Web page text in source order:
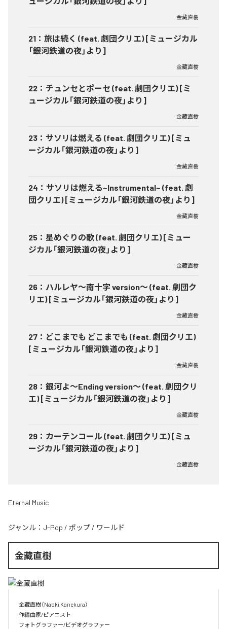
金藏直樹
21 ： 旅は続く (feat. 劇団クリエ) [ミュージカル
「銀河鉄道の夜」より]
金藏直樹
22 ： チュンセとポーセ (feat. 劇団クリエ) [ミ
ュージカル「銀河鉄道の夜」より]
金藏直樹
23 ： サソリは燃える (feat. 劇団クリエ) [ミュ
ージカル「銀河鉄道の夜」より]
金藏直樹
24 ： サソリは燃える~Instrumental~ (feat. 劇
団クリエ) [ミュージカル「銀河鉄道の夜」より]
金藏直樹
25 ： 星めぐりの歌 (feat. 劇団クリエ) [ミュー
ジカル「銀河鉄道の夜」より]
金藏直樹
26 ： ハルレヤ〜南十字 version～ (feat. 劇団ク
リエ) [ミュージカル「銀河鉄道の夜」より]
金藏直樹
27 ： どこまでも どこまでも (feat. 劇団クリエ)
[ミュージカル「銀河鉄道の夜」より]
金藏直樹
28 ： 銀河よ〜Ending version〜 (feat. 劇団クリ
エ) [ミュージカル「銀河鉄道の夜」より]
金藏直樹
29 ： カーテンコール (feat. 劇団クリエ) [ミュ
ージカル「銀河鉄道の夜」より]
金藏直樹
Eternal Music
ジャンル： J-Pop / ポップ / ワールド
金藏直樹
金藏直樹（Naoki Kanekura）
作編曲家/ピアニスト
フォトグラファー/ビデオグラファー